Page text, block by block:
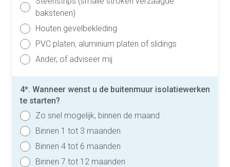
bakstenen)
Houten gevelbekleding
PVC platen, aluminium platen of slidings
Ander, of adviseer mij
4*. Wanneer wenst u de buitenmuur isolatiewerken
te starten?
Zo snel mogelijk, binnen de maand
Binnen 1 tot 3 maanden
Binnen 4 tot 6 maanden
Binnen 7 tot 12 maanden